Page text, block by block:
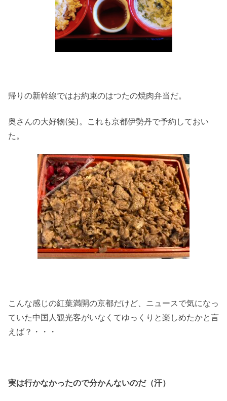
帰りの新幹線ではお約束のはつたの焼肉弁当だ。
奥さんの大好物(笑)。これも京都伊勢丹で予約しておい
た。
こんな感じの紅葉満開の京都だけど、ニュースで気になっ
ていた中国人観光客がいなくてゆっくりと楽しめたかと言
えば？・・・
実は行かなかったので分かんないのだ（汗）